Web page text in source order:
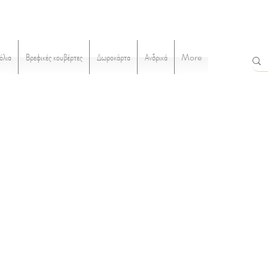
Βρεφικές κουβέρτες Δωροκάρτα Ανδρικά More